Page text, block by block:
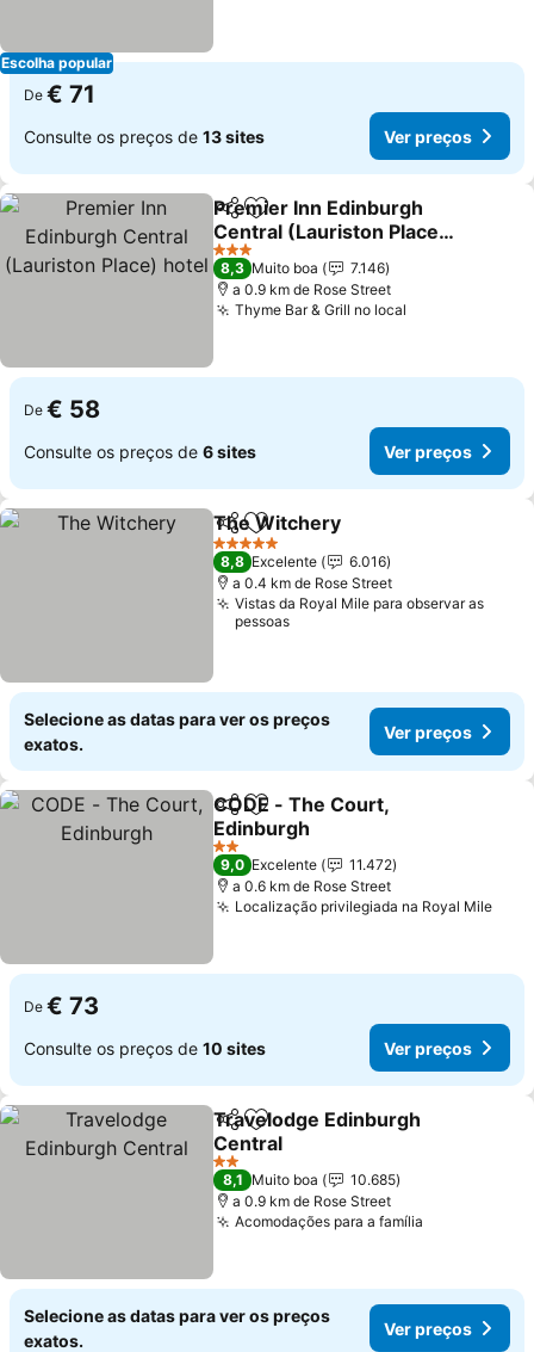
Escolha popular
De € 71
Consulte os preços de 13 sites Ver preços
PartilharAdicionar aos favoritos
Premier Inn Edinburgh
Central (Lauriston Place)
hotel
3 Estrelas
8,3 Muito boa
7.146
a 0.9 km de Rose Street
Thyme Bar & Grill no local
De € 58
Consulte os preços de 6 sites Ver preços
PartilharAdicionar aos favoritos
The Witchery
5 Estrelas
8,8 Excelente
6.016
a 0.4 km de Rose Street
Vistas da Royal Mile para observar as
pessoas
Selecione as datas para ver os preços
exatos.
Ver preços
PartilharAdicionar aos favoritos
CODE - The Court,
Edinburgh
2 Estrelas
9,0 Excelente
11.472
a 0.6 km de Rose Street
Localização privilegiada na Royal Mile
De € 73
Consulte os preços de 10 sites Ver preços
PartilharAdicionar aos favoritos
Travelodge Edinburgh
Central
2 Estrelas
8,1 Muito boa
10.685
a 0.9 km de Rose Street
Acomodações para a família
Selecione as datas para ver os preços
exatos.
Ver preços